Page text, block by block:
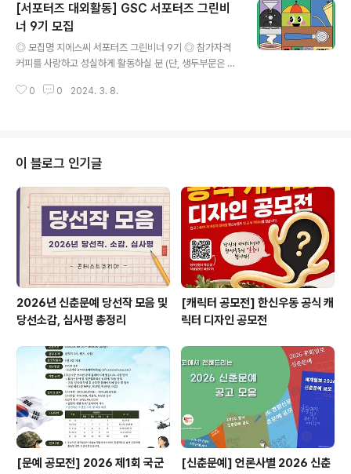
식 : 4/6(토) 예정 / 불참 시 불합격 * 상기 일정은 진행상황
에 따라 변동될 수 있습니다. ◎ 모집인원 총 12명 (뉴미디
어팀 6명 / 현장운영팀 6명) ◎ 활동내용 1) 공통 - 슈퍼레
이스/TOYOTA 오프라인 행사 참석 - 매월 1회 온/오프라
[서포터즈 대외활동] GSC 서포터즈 그린비
너 9기 모집
◎ 모집명 지에스씨 서포터즈 그린비너 9기 ◎ 참가자격
커피를 사랑하고 성실하게 활동하실 분 (단, 생두부문은 로
30명 ◎ 접수기간 2024.03.04 ~ 2024.03.17 ◎ 발
여 로스팅, 추출, 시음 등 자유로운 활동 후 개인 SNS 채널
에 포스팅 - 지에스씨의 유튜브 채널 '젯씨고' 홍보 - 지에
스씨 전국 6개 매장&로스팅 서비스 홍보 ◎ 주최 및 주관
지에스씨인터내셔날(주) ◎ 문 의 지에스씨 서포터즈 그린
비너 담당자 - Tel : 02-325-3..
0 0 2024. 3. 8.
이 블로그 인기글
2026년 신춘문예 당선작 모음 및
당선소감, 심사평 총정리
[캐릭터 공모전] 한신우동 공식 캐
릭터 디자인 공모전
[문예 공모전] 2026 제1회 국군
[신춘문예] 언론사별 2026 신춘